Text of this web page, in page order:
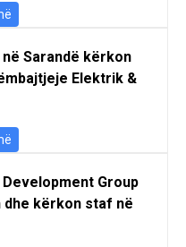
Sarandë kërkon
Elektrik &
Group
dhe kërkon staf në